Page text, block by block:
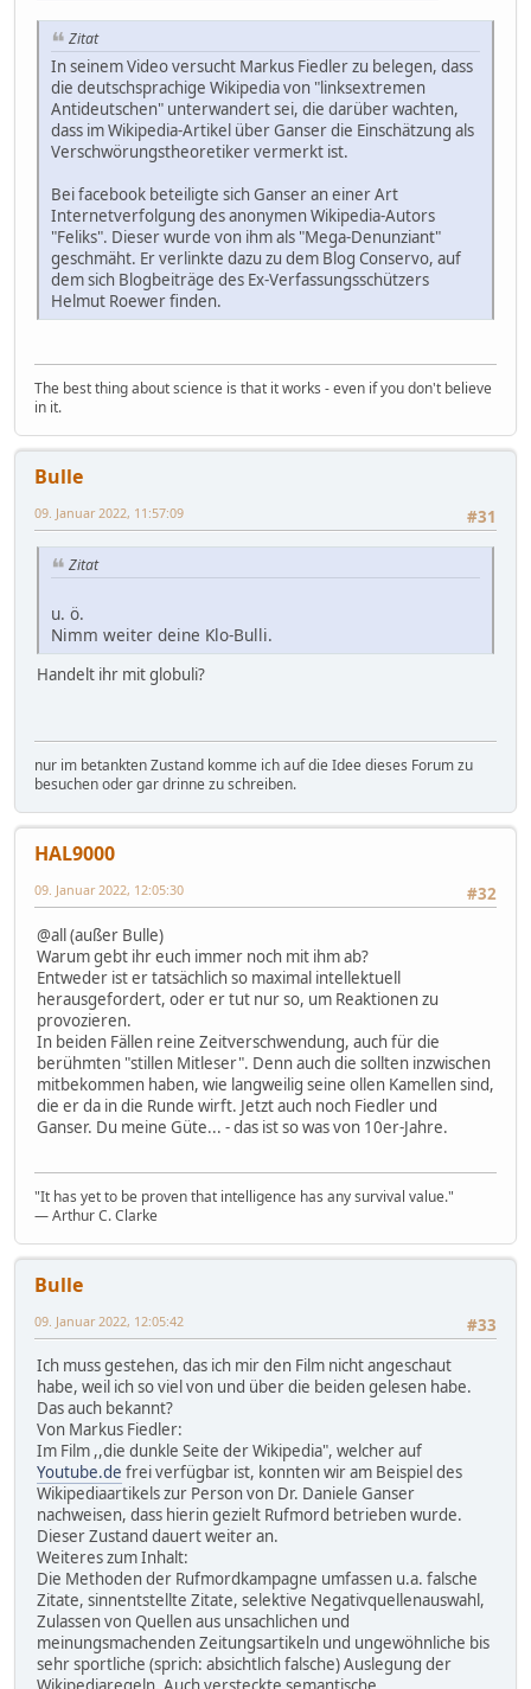
Zitat
In seinem Video versucht Markus Fiedler zu belegen, dass
die deutschsprachige Wikipedia von "linksextremen
Antideutschen" unterwandert sei, die darüber wachten,
dass im Wikipedia-Artikel über Ganser die Einschätzung als
Verschwörungstheoretiker vermerkt ist.
Bei facebook beteiligte sich Ganser an einer Art
Internetverfolgung des anonymen Wikipedia-Autors
"Feliks". Dieser wurde von ihm als "Mega-Denunziant"
geschmäht. Er verlinkte dazu zu dem Blog Conservo, auf
dem sich Blogbeiträge des Ex-Verfassungsschützers
Helmut Roewer finden.
The best thing about science is that it works - even if you don't believe
in it.
Bulle
#31
09. Januar 2022, 11:57:09
Zitat
u. ö.
Nimm weiter deine Klo-Bulli.
Handelt ihr mit globuli?
nur im betankten Zustand komme ich auf die Idee dieses Forum zu
besuchen oder gar drinne zu schreiben.
HAL9000
#32
09. Januar 2022, 12:05:30
@all (außer Bulle)
Warum gebt ihr euch immer noch mit ihm ab?
Entweder ist er tatsächlich so maximal intellektuell
herausgefordert, oder er tut nur so, um Reaktionen zu
provozieren.
In beiden Fällen reine Zeitverschwendung, auch für die
berühmten "stillen Mitleser". Denn auch die sollten inzwischen
mitbekommen haben, wie langweilig seine ollen Kamellen sind,
die er da in die Runde wirft. Jetzt auch noch Fiedler und
Ganser. Du meine Güte... - das ist so was von 10er-Jahre.
"It has yet to be proven that intelligence has any survival value."
― Arthur C. Clarke
Bulle
#33
09. Januar 2022, 12:05:42
Ich muss gestehen, das ich mir den Film nicht angeschaut
habe, weil ich so viel von und über die beiden gelesen habe.
Das auch bekannt?
Von Markus Fiedler:
Im Film ,,die dunkle Seite der Wikipedia", welcher auf
Youtube.de frei verfügbar ist, konnten wir am Beispiel des
Wikipediaartikels zur Person von Dr. Daniele Ganser
nachweisen, dass hierin gezielt Rufmord betrieben wurde.
Dieser Zustand dauert weiter an.
Weiteres zum Inhalt:
Die Methoden der Rufmordkampagne umfassen u.a. falsche
Zitate, sinnentstellte Zitate, selektive Negativquellenauswahl,
Zulassen von Quellen aus unsachlichen und
meinungsmachenden Zeitungsartikeln und ungewöhnliche bis
sehr sportliche (sprich: absichtlich falsche) Auslegung der